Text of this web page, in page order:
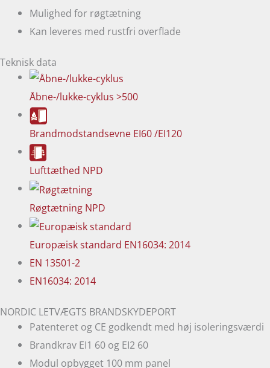
Mulighed for røgtætning
Kan leveres med rustfri overflade
Teknisk data
Åbne-/lukke-cyklus>500
Brandmodstandsevne EI60 /EI120
Lufttæthed NPD
Røgtætning NPD
Europæisk standard EN16034: 2014
EN 13501-2
EN16034: 2014
NORDIC LETVÆGTS BRANDSKYDEPORT
Patenteret og CE godkendt med høj isoleringsværdi
Brandkrav EI1 60 og EI2 60
Modul opbygget 100 mm panel